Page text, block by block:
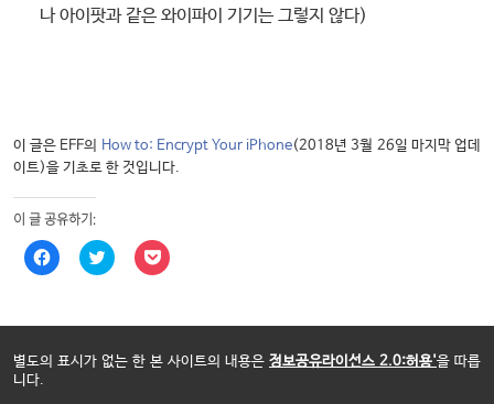
나 아이팟과 같은 와이파이 기기는 그렇지 않다)
이 글은 EFF의 How to: Encrypt Your iPhone(2018년 3월 26일 마지막 업데
이트)을 기초로 한 것입니다.
이 글 공유하기:
페
이
공
하
려
트
위
유
기
(
포
켓
하
면
클
별도의 표시가 없는 한 본 사이트의 내용은 정보공유라이선스 2.0:허용'을 따릅
니다.